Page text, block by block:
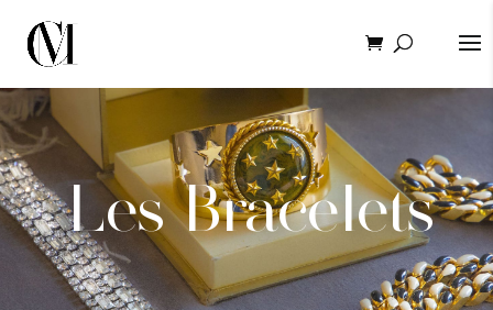
Les Bracelets